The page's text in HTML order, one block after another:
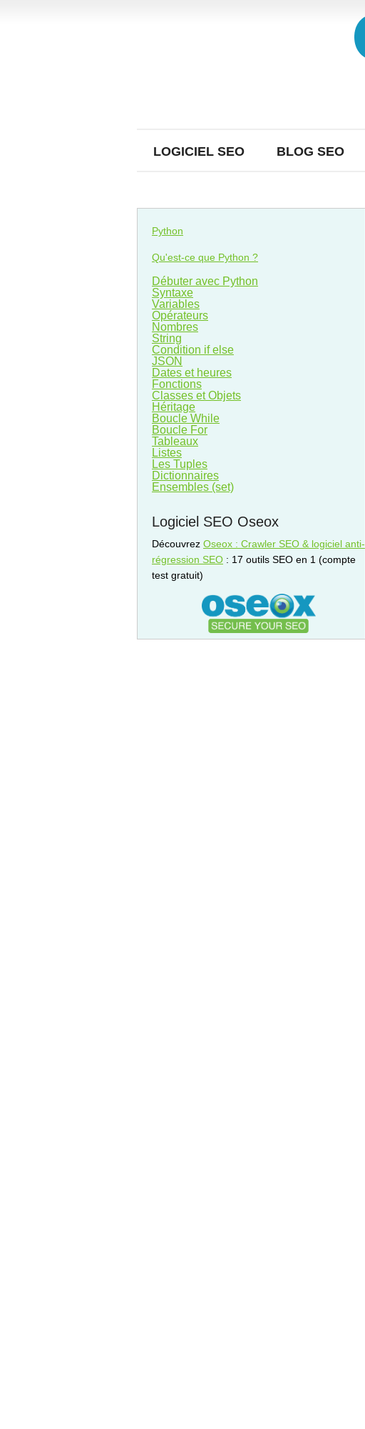
LOGICIEL SEO BLOG SEO
Python
Qu'est-ce que Python ?
Débuter avec Python
Syntaxe
Variables
Opérateurs
Nombres
String
Condition if else
JSON
Dates et heures
Fonctions
Classes et Objets
Héritage
Boucle While
Boucle For
Tableaux
Listes
Les Tuples
Dictionnaires
Ensembles (set)
Logiciel SEO Oseox
Découvrez Oseox : Crawler SEO & logiciel anti-
régression SEO : 17 outils SEO en 1 (compte
test gratuit)